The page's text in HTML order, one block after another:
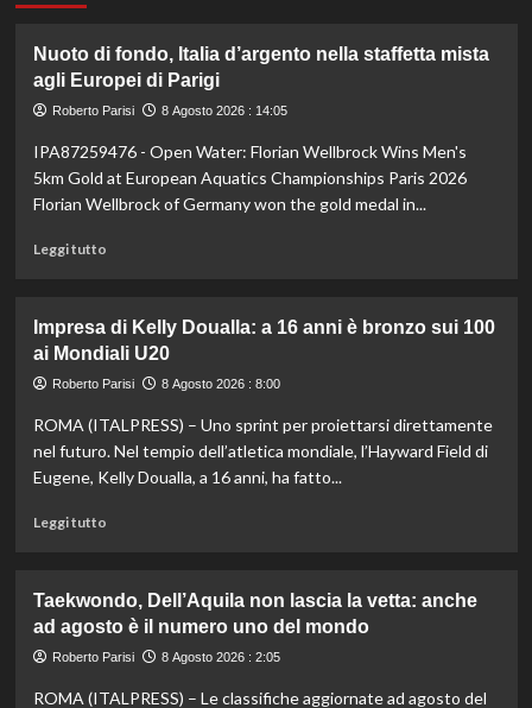
Nuoto di fondo, Italia d’argento nella staffetta mista
agli Europei di Parigi
Roberto Parisi 8 Agosto 2026 : 14:05
IPA87259476 - Open Water: Florian Wellbrock Wins Men's
5km Gold at European Aquatics Championships Paris 2026
Florian Wellbrock of Germany won the gold medal in...
Leggi tuttoLeggi
Nuoto
di
fondo,
d’argento
nella
staffetta
Impresa di Kelly Doualla: a 16 anni è bronzo sui 100
ai Mondiali U20
Roberto Parisi 8 Agosto 2026 : 8:00
ROMA (ITALPRESS) – Uno sprint per proiettarsi direttamente
nel futuro. Nel tempio dell’atletica mondiale, l’Hayward Field di
Eugene, Kelly Doualla, a 16 anni, ha fatto...
Leggi tuttoLeggi
Impresa
di
Kelly
a
Taekwondo, Dell’Aquila non lascia la vetta: anche
ad agosto è il numero uno del mondo
Roberto Parisi 8 Agosto 2026 : 2:05
ROMA (ITALPRESS) – Le classifiche aggiornate ad agosto del